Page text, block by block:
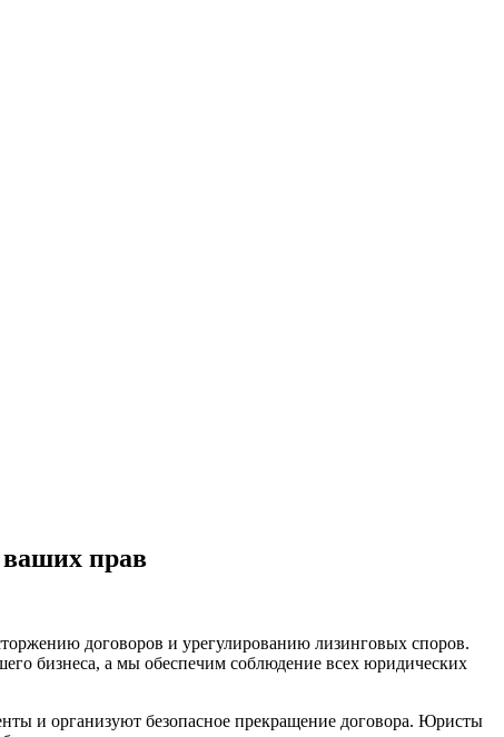
ваших прав
договоров и урегулированию лизинговых споров.
бизнеса, а мы обеспечим соблюдение всех юридических
и организуют безопасное прекращение договора. Юристы